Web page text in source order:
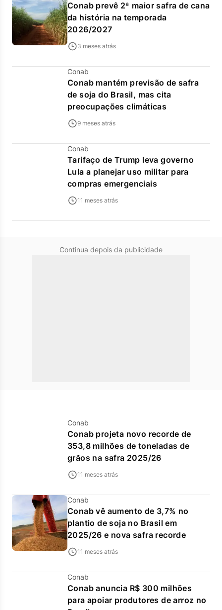
Conab prevê 2ª maior safra de cana
da história na temporada
2026/2027
3 meses atrás
Conab
Conab mantém previsão de safra
de soja do Brasil, mas cita
preocupações climáticas
9 meses atrás
Conab
Tarifaço de Trump leva governo
Lula a planejar uso militar para
compras emergenciais
11 meses atrás
Continua depois da publicidade
Conab
Conab projeta novo recorde de
353,8 milhões de toneladas de
grãos na safra 2025/26
11 meses atrás
Conab
Conab vê aumento de 3,7% no
plantio de soja no Brasil em
2025/26 e nova safra recorde
11 meses atrás
Conab
Conab anuncia R$ 300 milhões
para apoiar produtores de arroz no